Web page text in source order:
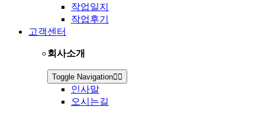
작업일지
작업후기
고객센터
회사소개
Toggle Navigation
인사말
오시는길